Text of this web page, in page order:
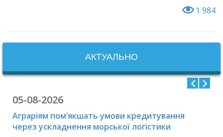
1 984
АКТУАЛЬНО
05-08-2026
Аграріям пом’якшать умови кредитування
через ускладнення морської логістики